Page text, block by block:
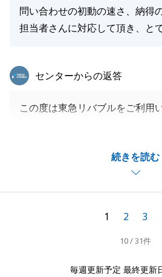
問い合わせの初動の速さ、納得
担当者さんに対応して頂き、と
続きを読む
東急リバブル
センターからの返答
この度は東急リバブルをご利用
スムーズにご売却が出来たのは
のおかげでございます。
引き続きよろしくお願いいたし
1 2 3
10 / 31件
毎週更新予定 最終更新